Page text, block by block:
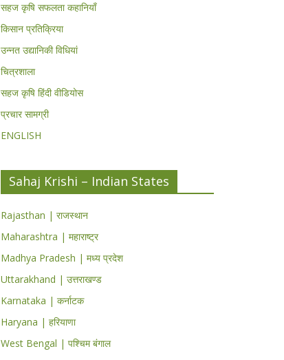
सहज कृषि सफलता कहानियाँ
किसान प्रतिक्रिया
उन्नत उद्यानिकी विधियां
चित्रशाला
सहज कृषि हिंदी वीडियोस
प्रचार सामग्री
ENGLISH
Sahaj Krishi – Indian States
Rajasthan | राजस्थान
Maharashtra | महाराष्ट्र
Madhya Pradesh | मध्य प्रदेश
Uttarakhand | उत्तराखण्ड
Karnataka | कर्नाटक
Haryana | हरियाणा
West Bengal | पश्चिम बंगाल